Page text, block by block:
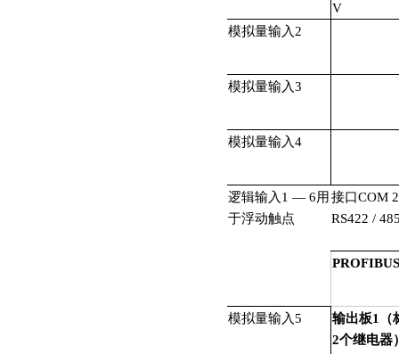
V
模拟量输入 2
模拟量输入3
模拟量输入4
逻辑输入 1 — 6用
于浮动触点
接口COM 2
RS422 /
模拟量输入5 输出板1
2个继电器